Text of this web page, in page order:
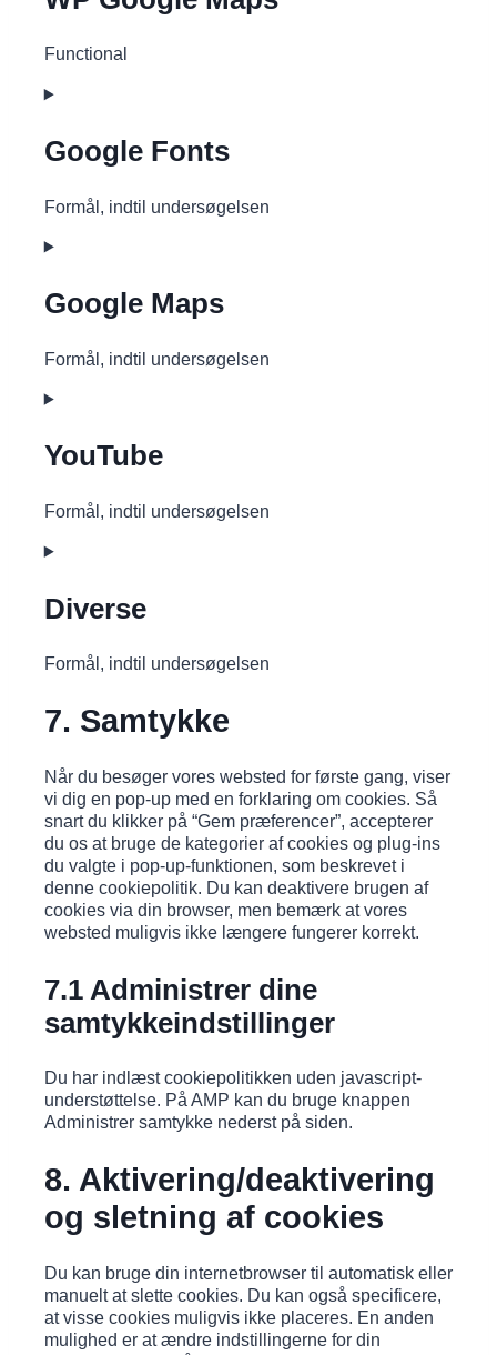
facebook
Functional
Consent
service
wp-
maps
Google Fonts
Formål, indtil undersøgelsen
Consent
service
google-
Google Maps
Formål, indtil undersøgelsen
Consent
service
google-
YouTube
Formål, indtil undersøgelsen
Consent
service
youtube
Diverse
Formål, indtil undersøgelsen
to
diverse
7. Samtykke
Når du besøger vores websted for første gang, viser
vi dig en pop-up med en forklaring om cookies. Så
snart du klikker på “Gem præferencer”, accepterer
du os at bruge de kategorier af cookies og plug-ins
du valgte i pop-up-funktionen, som beskrevet i
denne cookiepolitik. Du kan deaktivere brugen af ​​
cookies via din browser, men bemærk at vores
websted muligvis ikke længere fungerer korrekt.
7.1 Administrer dine
samtykkeindstillinger
Du har indlæst cookiepolitikken uden javascript-
understøttelse. På AMP kan du bruge knappen
Administrer samtykke nederst på siden.
8. Aktivering/deaktivering
og sletning af cookies
Du kan bruge din internetbrowser til automatisk eller
manuelt at slette cookies. Du kan også specificere,
at visse cookies muligvis ikke placeres. En anden
mulighed er at ændre indstillingerne for din